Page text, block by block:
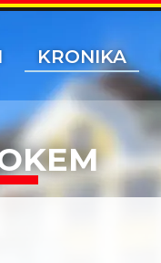
KRONIKA